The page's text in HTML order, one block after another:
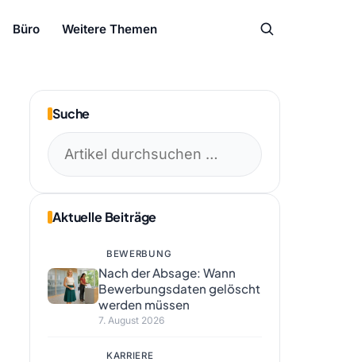
Büro Weitere Themen
Suche
Aktuelle Beiträge
BEWERBUNG
Nach der Absage: Wann
Bewerbungsdaten gelöscht
werden müssen
7. August 2026
KARRIERE